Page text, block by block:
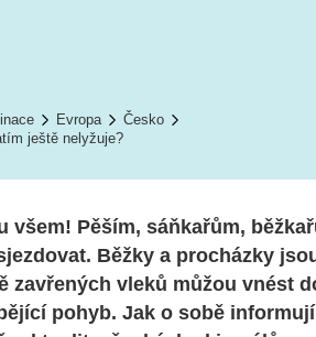
Evropa
Česko
ještě nelyžuje?
všem! Pěším, sáňkařům,
Běžky a procházky
zavřených vleků můžou vnést
pohyb. Jak o sobě